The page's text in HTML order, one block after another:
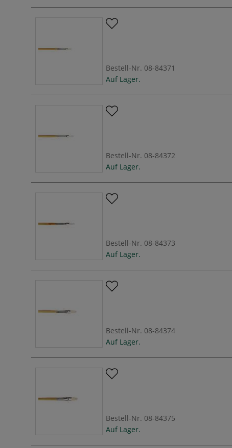
Bestell-Nr. 08-84371
Auf Lager.
Bestell-Nr. 08-84372
Auf Lager.
Bestell-Nr. 08-84373
Auf Lager.
Bestell-Nr. 08-84374
Auf Lager.
Bestell-Nr. 08-84375
Auf Lager.